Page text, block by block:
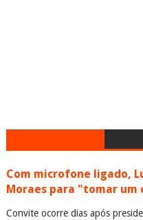
Com microfone ligado,
Moraes para "tomar um
Convite ocorre dias após